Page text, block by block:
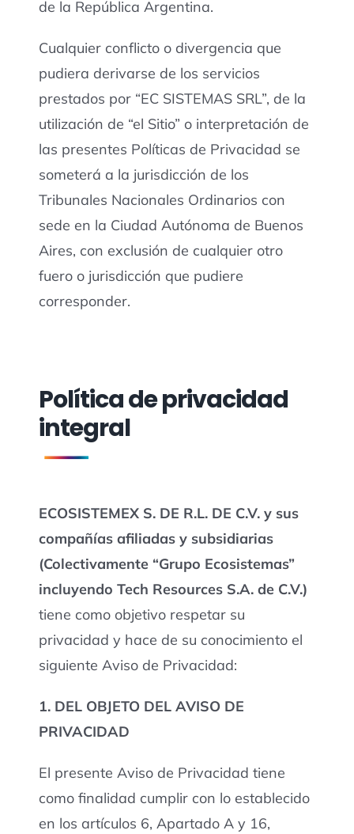
de la República Argentina.
Cualquier conflicto o divergencia que
pudiera derivarse de los servicios
prestados por “EC SISTEMAS SRL”, de la
utilización de “el Sitio” o interpretación de
las presentes Políticas de Privacidad se
someterá a la jurisdicción de los
Tribunales Nacionales Ordinarios con
sede en la Ciudad Autónoma de Buenos
Aires, con exclusión de cualquier otro
fuero o jurisdicción que pudiere
corresponder.
Política de privacidad
integral
ECOSISTEMEX S. DE R.L. DE C.V. y sus
compañías afiliadas y subsidiarias
(Colectivamente “Grupo Ecosistemas”
incluyendo Tech Resources S.A. de C.V.)
tiene como objetivo respetar su
privacidad y hace de su conocimiento el
siguiente Aviso de Privacidad:
1. DEL OBJETO DEL AVISO DE
PRIVACIDAD
El presente Aviso de Privacidad tiene
como finalidad cumplir con lo establecido
en los artículos 6, Apartado A y 16,